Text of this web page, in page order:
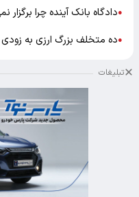
●دادگاه بانک آینده چرا برگزار
●ده متخلف بزرگ ارزی به
تبلیغات